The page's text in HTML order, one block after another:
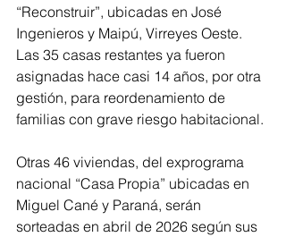
“Reconstruir”, ubicadas en José
Ingenieros y Maipú, Virreyes Oeste.
Las 35 casas restantes ya fueron
asignadas hace casi 14 años, por otra
gestión, para reordenamiento de
familias con grave riesgo habitacional.
Otras 46 viviendas, del exprograma
nacional “Casa Propia” ubicadas en
Miguel Cané y Paraná, serán
sorteadas en abril de 2026 según sus